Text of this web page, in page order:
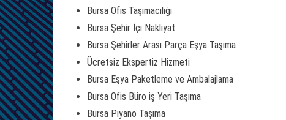
Bursa Ofis Taşımacılığı
Bursa Şehir İçi Nakliyat
Bursa Şehirler Arası Parça Eşya Taşıma
Ücretsiz Ekspertiz Hizmeti
Bursa Eşya Paketleme ve Ambalajlama
Bursa Ofis Büro iş Yeri Taşıma
Bursa Piyano Taşıma